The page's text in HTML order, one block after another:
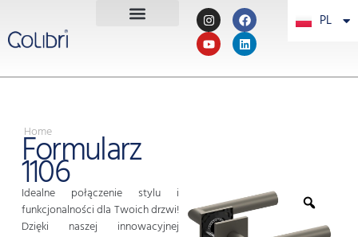
PL
PT
Home
Formularz
1106
Idealne połączenie stylu i
funkcjonalności dla Twoich drzwi!
Dzięki naszej innowacyjnej